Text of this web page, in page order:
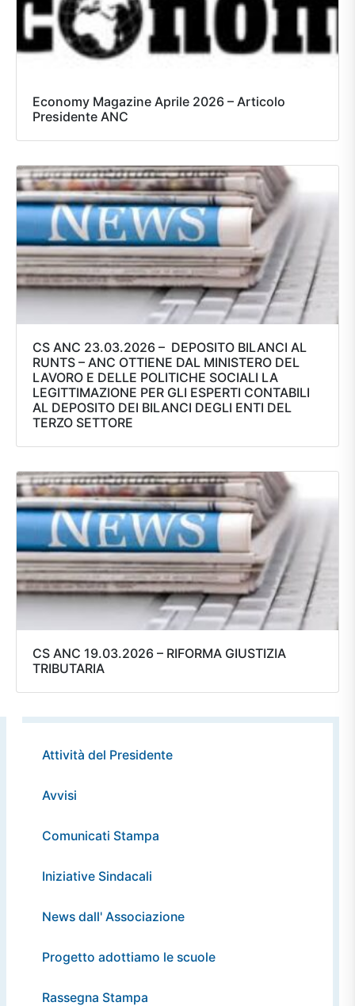
Economy Magazine Aprile 2026 – Articolo
Presidente ANC
CS ANC 23.03.2026 – DEPOSITO BILANCI AL
RUNTS – ANC OTTIENE DAL MINISTERO DEL
LAVORO E DELLE POLITICHE SOCIALI LA
LEGITTIMAZIONE PER GLI ESPERTI CONTABILI
AL DEPOSITO DEI BILANCI DEGLI ENTI DEL
TERZO SETTORE
CS ANC 19.03.2026 – RIFORMA GIUSTIZIA
TRIBUTARIA
Attività del Presidente
Avvisi
Comunicati Stampa
Iniziative Sindacali
News dall' Associazione
Progetto adottiamo le scuole
Rassegna Stampa